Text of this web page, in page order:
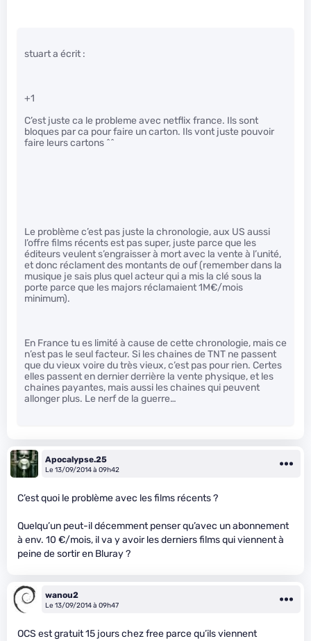
stuart a écrit :
+1
C’est juste ca le probleme avec netflix france. Ils sont
bloques par ca pour faire un carton. Ils vont juste pouvoir
faire leurs cartons ^^
Le problème c’est pas juste la chronologie, aux US aussi
l’offre films récents est pas super, juste parce que les
éditeurs veulent s’engraisser à mort avec la vente à l’unité,
et donc réclament des montants de ouf (remember dans la
musique je sais plus quel acteur qui a mis la clé sous la
porte parce que les majors réclamaient 1M€/mois
minimum).
En France tu es limité à cause de cette chronologie, mais ce
n’est pas le seul facteur. Si les chaines de TNT ne passent
que du vieux voire du très vieux, c’est pas pour rien. Certes
elles passent en dernier derrière la vente physique, et les
chaines payantes, mais aussi les chaines qui peuvent
allonger plus. Le nerf de la guerre…
Apocalypse.25
Le 13/09/2014 à 09h42
C’est quoi le problème avec les films récents ?
Quelqu’un peut-il décemment penser qu’avec un abonnement
à env. 10 €/mois, il va y avoir les derniers films qui viennent à
peine de sortir en Bluray ?
wanou2
Le 13/09/2014 à 09h47
OCS est gratuit 15 jours chez free parce qu’ils viennent